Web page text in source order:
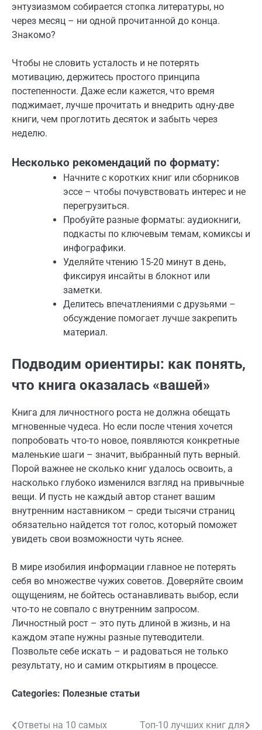
энтузиазмом собирается стопка литературы, но
через месяц – ни одной прочитанной до конца.
Знакомо?
Чтобы не словить усталость и не потерять
мотивацию, держитесь простого принципа
постепенности. Даже если кажется, что время
поджимает, лучше прочитать и внедрить одну-две
книги, чем проглотить десяток и забыть через
неделю.
Несколько рекомендаций по формату:
Начните с коротких книг или сборников
эссе – чтобы почувствовать интерес и не
перегрузиться.
Пробуйте разные форматы: аудиокниги,
подкасты по ключевым темам, комиксы и
инфографики.
Уделяйте чтению 15-20 минут в день,
фиксируя инсайты в блокнот или
заметки.
Делитесь впечатлениями с друзьями –
обсуждение помогает лучше закрепить
материал.
Подводим ориентиры: как понять,
что книга оказалась «вашей»
Книга для личностного роста не должна обещать
мгновенные чудеса. Но если после чтения хочется
попробовать что-то новое, появляются конкретные
маленькие шаги – значит, выбранный путь верный.
Порой важнее не сколько книг удалось освоить, а
насколько глубоко изменился взгляд на привычные
вещи. И пусть не каждый автор станет вашим
внутренним наставником – среди тысячи страниц
обязательно найдется тот голос, который поможет
увидеть свои возможности чуть яснее.
В мире изобилия информации главное не потерять
себя во множестве чужих советов. Доверяйте своим
ощущениям, не бойтесь останавливать выбор, если
что-то не совпало с внутренним запросом.
Личностный рост – это путь длиной в жизнь, и на
каждом этапе нужны разные путеводители.
Позвольте себе искать – и радоваться не только
результату, но и самим открытиям в процессе.
Categories: Полезные статьи
Ответы на 10 самых Топ-10 лучших книг для